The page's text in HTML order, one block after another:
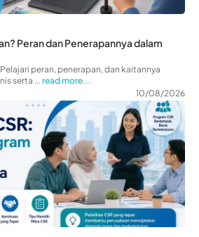
Peran dan Penerapannya dalam
peran, penerapan, dan kaitannya
serta ...read more...
10/08/2026